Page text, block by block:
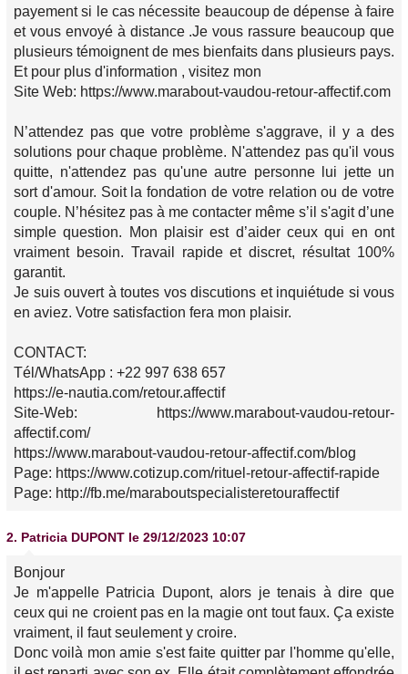
payement si le cas nécessite beaucoup de dépense à faire
et vous envoyé à distance .Je vous rassure beaucoup que
plusieurs témoignent de mes bienfaits dans plusieurs pays.
Et pour plus d'information , visitez mon
Site Web: https://www.marabout-vaudou-retour-affectif.com
N’attendez pas que votre problème s'aggrave, il y a des
solutions pour chaque problème. N'attendez pas qu'il vous
quitte, n'attendez pas qu'une autre personne lui jette un
sort d'amour. Soit la fondation de votre relation ou de votre
couple. N’hésitez pas à me contacter même s’il s'agit d’une
simple question. Mon plaisir est d’aider ceux qui en ont
vraiment besoin. Travail rapide et discret, résultat 100%
garantit.
Je suis ouvert à toutes vos discutions et inquiétude si vous
en aviez. Votre satisfaction fera mon plaisir.
CONTACT:
Tél/WhatsApp : +22 997 638 657
https://e-nautia.com/retour.affectif
Site-Web: https://www.marabout-vaudou-retour-
affectif.com/
https://www.marabout-vaudou-retour-affectif.com/blog
Page: https://www.cotizup.com/rituel-retour-affectif-rapide
Page: http://fb.me/maraboutspecialisteretouraffectif
2. Patricia DUPONT le 29/12/2023 10:07
Bonjour
Je m'appelle Patricia Dupont, alors je tenais à dire que
ceux qui ne croient pas en la magie ont tout faux. Ça existe
vraiment, il faut seulement y croire.
Donc voilà mon amie s'est faite quitter par l'homme qu'elle,